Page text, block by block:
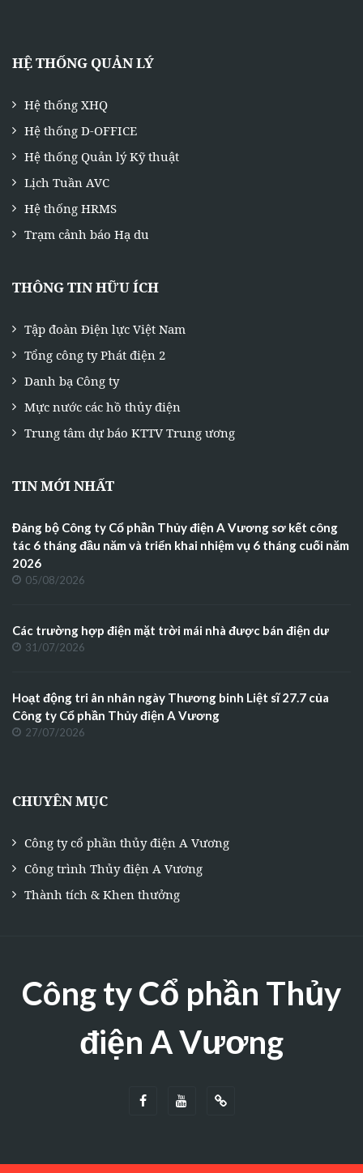
HỆ THỐNG QUẢN LÝ
Hệ thống XHQ
Hệ thống D-OFFICE
Hệ thống Quản lý Kỹ thuật
Lịch Tuần AVC
Hệ thống HRMS
Trạm cảnh báo Hạ du
THÔNG TIN HỮU ÍCH
Tập đoàn Điện lực Việt Nam
Tổng công ty Phát điện 2
Danh bạ Công ty
Mực nước các hồ thủy điện
Trung tâm dự báo KTTV Trung ương
TIN MỚI NHẤT
Đảng bộ Công ty Cổ phần Thủy điện A Vương sơ kết công
tác 6 tháng đầu năm và triển khai nhiệm vụ 6 tháng cuối năm
2026
05/08/2026
Các trường hợp điện mặt trời mái nhà được bán điện dư
31/07/2026
Hoạt động tri ân nhân ngày Thương binh Liệt sĩ 27.7 của
Công ty Cổ phần Thủy điện A Vương
27/07/2026
CHUYÊN MỤC
Công ty cổ phần thủy điện A Vương
Công trình Thủy điện A Vương
Thành tích & Khen thưởng
Công ty Cổ phần Thủy
điện A Vương